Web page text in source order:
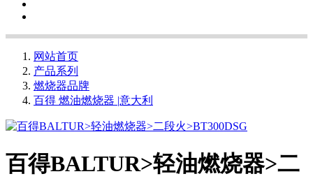
网站首页
产品系列
燃烧器品牌
百得 燃油燃烧器 |意大利
百得BALTUR>轻油燃烧器>二